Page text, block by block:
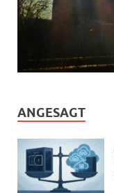
ANGESAGT